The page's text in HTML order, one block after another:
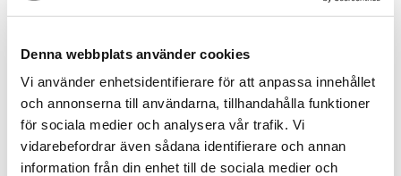
Denna webbplats använder cookies
Vi använder enhetsidentifierare för att anpassa innehållet
och annonserna till användarna, tillhandahålla funktioner
för sociala medier och analysera vår trafik. Vi
vidarebefordrar även sådana identifierare och annan
information från din enhet till de sociala medier och
Under året har vi inte sett bolagsförvärv och
börsöverlåtelser i samma utsträckning som föregående
år. Den största börsaffären för året genomfördes i juli